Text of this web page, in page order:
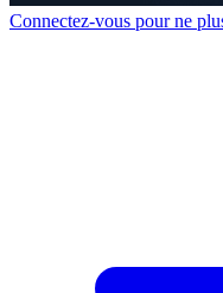
Connectez-vous pour ne